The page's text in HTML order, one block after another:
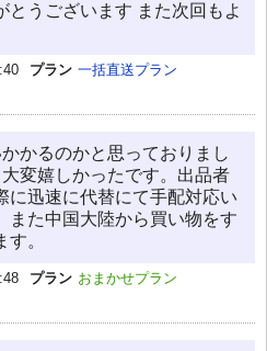
とうございます また次回もよ
プラン 一括直送プラン
かるのかと思っておりまし
変嬉しかったです。出品者
に迅速に代替にて手配対応い
また中国大陸から買い物をす
。
プラン おまかせプラン